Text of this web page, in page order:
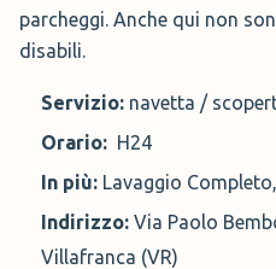
parcheggi. Anche qui non
disabili.
Servizio: navetta /
Orario: H24
In più: Lavaggio
Indirizzo: Via Paolo
Villafranca (VR)